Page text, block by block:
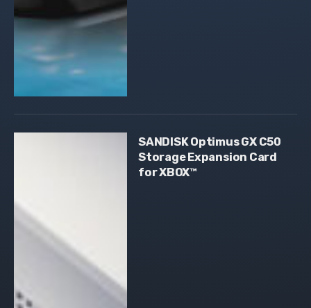
SANDISK Optimus GX C50
Storage Expansion Card
for XBOX™